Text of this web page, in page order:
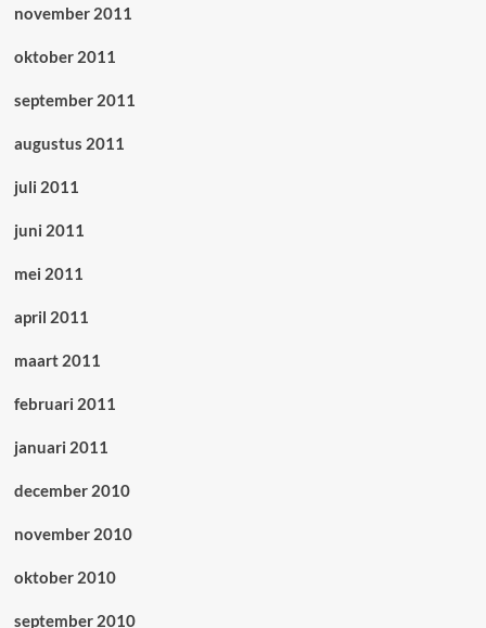
november 2011
oktober 2011
september 2011
augustus 2011
juli 2011
juni 2011
mei 2011
april 2011
maart 2011
februari 2011
januari 2011
december 2010
november 2010
oktober 2010
september 2010